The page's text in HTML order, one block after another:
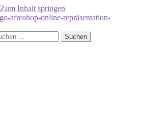
Zum Inhalt springen
Suchen